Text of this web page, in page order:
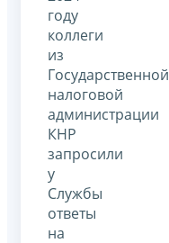
году
коллеги
из
Государственной
налоговой
администрации
КНР
запросили
у
Службы
ответы
на